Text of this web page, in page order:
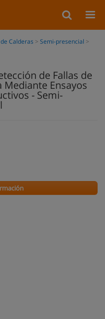
Calderas
Semi-presencial
de Fallas de
Mediante Ensayos
- Semi-